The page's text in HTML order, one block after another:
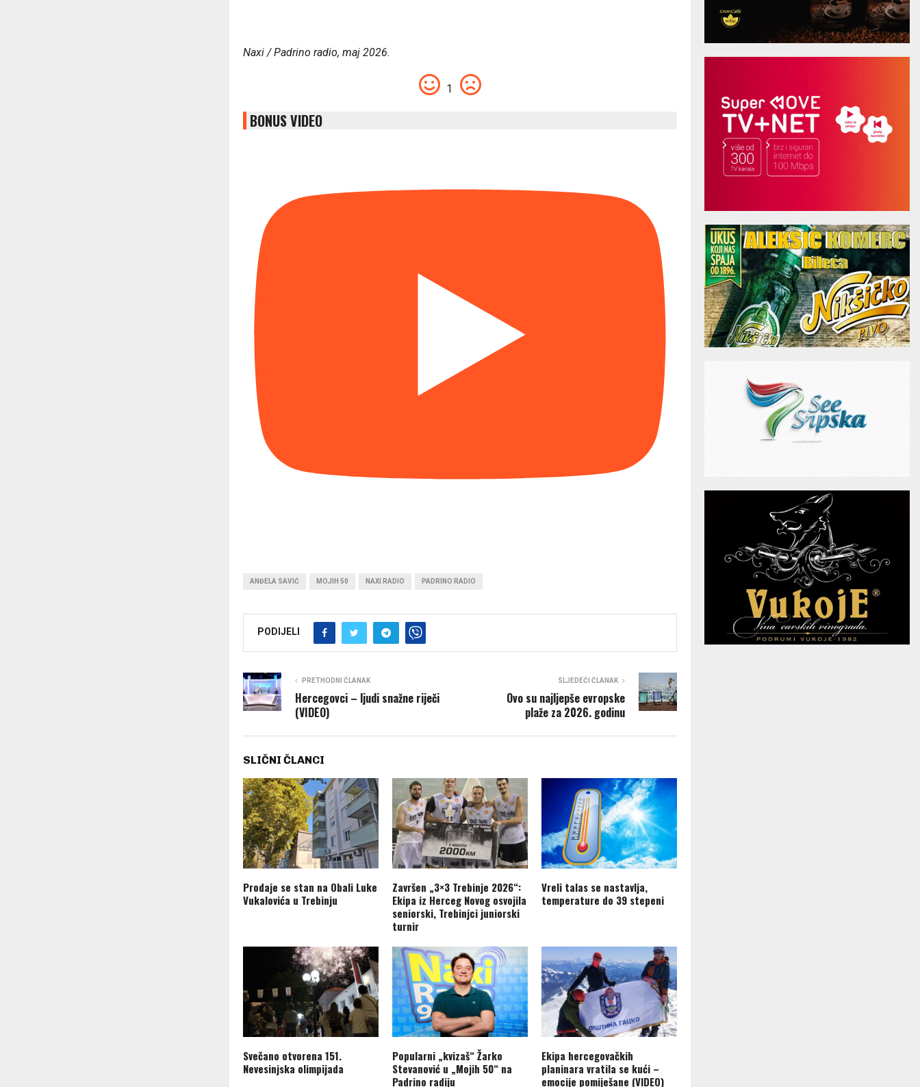
Naxi / Padrino radio, maj 2026.
1
BONUS VIDEO
ANĐELA SAVIĆ MOJIH 50 NAXI RADIO PADRINO RADIO
PODIJELI
PRETHODNI ČLANAK
Hercegovci – ljudi snažne riječi
(VIDEO)
SLJEDEĆI ČLANAK
Ovo su najljepše evropske
plaže za 2026. godinu
SLIČNI ČLANCI
Prodaje se stan na Obali Luke
Vukalovića u Trebinju
Završen „3×3 Trebinje 2026“:
Ekipa iz Herceg Novog osvojila
seniorski, Trebinjci juniorski
turnir
Vreli talas se nastavlja,
temperature do 39 stepeni
Svečano otvorena 151.
Nevesinjska olimpijada
Popularni „kvizaš“ Žarko
Stevanović u „Mojih 50“ na
Padrino radiju
Ekipa hercegovačkih
planinara vratila se kući –
emocije pomiješane (VIDEO)